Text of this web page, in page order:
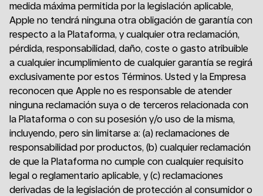
medida máxima permitida por la legislación aplicable,
Apple no tendrá ninguna otra obligación de garantía con
respecto a la Plataforma, y cualquier otra reclamación,
pérdida, responsabilidad, daño, coste o gasto atribuible
a cualquier incumplimiento de cualquier garantía se regirá
exclusivamente por estos Términos. Usted y la Empresa
reconocen que Apple no es responsable de atender
ninguna reclamación suya o de terceros relacionada con
la Plataforma o con su posesión y/o uso de la misma,
incluyendo, pero sin limitarse a: (a) reclamaciones de
responsabilidad por productos, (b) cualquier reclamación
de que la Plataforma no cumple con cualquier requisito
legal o reglamentario aplicable, y (c) reclamaciones
derivadas de la legislación de protección al consumidor o